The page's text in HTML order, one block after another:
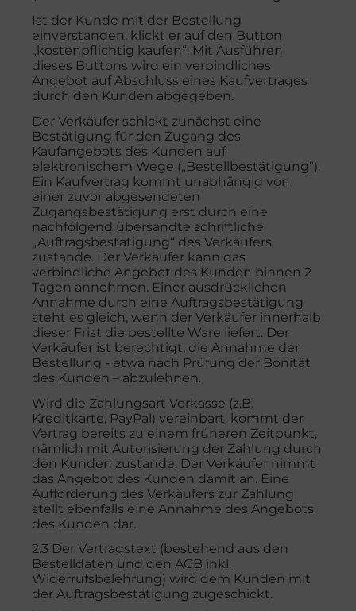
Ist der Kunde mit der Bestellung
einverstanden, klickt er auf den Button
„kostenpflichtig kaufen“. Mit Ausführen
dieses Buttons wird ein verbindliches
Angebot auf Abschluss eines Kaufvertrages
durch den Kunden abgegeben.
Der Verkäufer schickt zunächst eine
Bestätigung für den Zugang des
Kaufangebots des Kunden auf
elektronischem Wege („Bestellbestätigung“).
Ein Kaufvertrag kommt unabhängig von
einer zuvor abgesendeten
Zugangsbestätigung erst durch eine
nachfolgend übersandte schriftliche
„Auftragsbestätigung“ des Verkäufers
zustande. Der Verkäufer kann das
verbindliche Angebot des Kunden binnen 2
Tagen annehmen. Einer ausdrücklichen
Annahme durch eine Auftragsbestätigung
steht es gleich, wenn der Verkäufer innerhalb
dieser Frist die bestellte Ware liefert. Der
Verkäufer ist berechtigt, die Annahme der
Bestellung - etwa nach Prüfung der Bonität
des Kunden – abzulehnen.
Wird die Zahlungsart Vorkasse (z.B.
Kreditkarte, PayPal) vereinbart, kommt der
Vertrag bereits zu einem früheren Zeitpunkt,
nämlich mit Autorisierung der Zahlung durch
den Kunden zustande. Der Verkäufer nimmt
das Angebot des Kunden damit an. Eine
Aufforderung des Verkäufers zur Zahlung
stellt ebenfalls eine Annahme des Angebots
des Kunden dar.
2.3 Der Vertragstext (bestehend aus den
Bestelldaten und den AGB inkl.
Widerrufsbelehrung) wird dem Kunden mit
der Auftragsbestätigung zugeschickt.